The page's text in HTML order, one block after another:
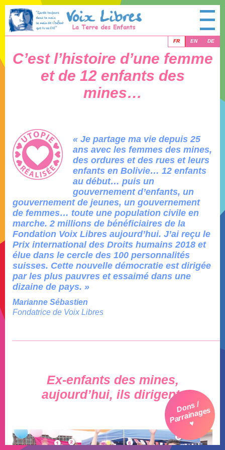
FR EN DE
Dons /
Parrainages
♥
C’est l’histoire d’une femme
et de 12 enfants des
mines…
« Je partage ma vie depuis 25
ans avec les femmes des mines,
des ordures et des rues et leurs
enfants en Bolivie… 12 enfants
au début… puis un
gouvernement d’enfants, un
gouvernement de jeunes, un gouvernement
de femmes… toute une population civile en
marche.2 millions de bénéficiaires de la
Fondation Voix Libres aujourd’hui. J’ai reçu le
Prix international des Droits humains 2018 et
élue dans le cercle des 100 personnalités
suisses. Cette nouvelle démocratie est dirigée
par les plus pauvres et essaimé dans une
dizaine de pays. »
Marianne Sébastien
Fondatrice de Voix Libres
Ex-enfants des mines,
aujourd’hui, ils dirigent